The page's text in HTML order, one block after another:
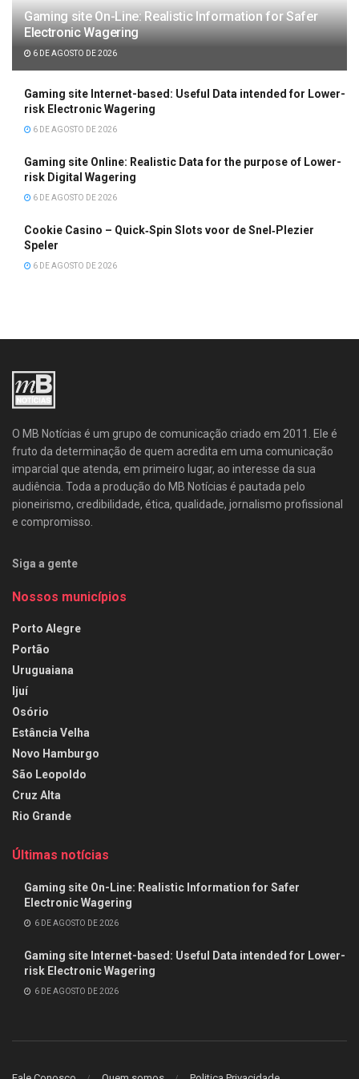
Gaming site On-Line: Realistic Information for Safer
Electronic Wagering
6 DE AGOSTO DE 2026
Gaming site Internet-based: Useful Data intended for Lower-
risk Electronic Wagering
6 DE AGOSTO DE 2026
Gaming site Online: Realistic Data for the purpose of Lower-
risk Digital Wagering
6 DE AGOSTO DE 2026
Cookie Casino – Quick‑Spin Slots voor de Snel‑Plezier
Speler
6 DE AGOSTO DE 2026
O MB Notícias é um grupo de comunicação criado em 2011. Ele é
fruto da determinação de quem acredita em uma comunicação
imparcial que atenda, em primeiro lugar, ao interesse da sua
audiência. Toda a produção do MB Notícias é pautada pelo
pioneirismo, credibilidade, ética, qualidade, jornalismo profissional
e compromisso.
Siga a gente
Nossos municípios
Porto Alegre
Portão
Uruguaiana
Ijuí
Osório
Estância Velha
Novo Hamburgo
São Leopoldo
Cruz Alta
Rio Grande
Últimas notícias
Gaming site On-Line: Realistic Information for Safer
Electronic Wagering
6 DE AGOSTO DE 2026
Gaming site Internet-based: Useful Data intended for Lower-
risk Electronic Wagering
6 DE AGOSTO DE 2026